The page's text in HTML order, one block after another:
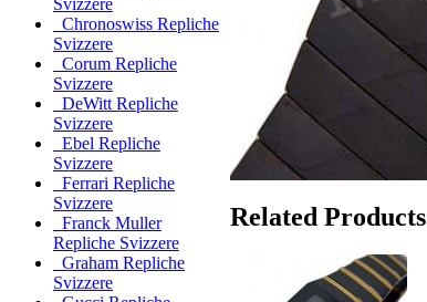
Svizzere
Chronoswiss Repliche
Svizzere
Corum Repliche
Svizzere
DeWitt Repliche
Svizzere
Ebel Repliche
Svizzere
Ferrari Repliche
Svizzere
Franck Muller
Repliche Svizzere
Graham Repliche
Svizzere
Related Products